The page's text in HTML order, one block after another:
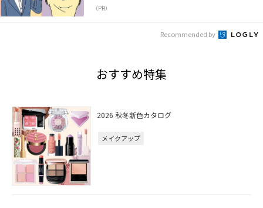
（PR）
Recommended by
おすすめ特集
2026 秋冬新色カタログ
メイクアップ